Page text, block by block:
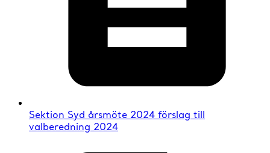
Sektion Syd årsmöte 2024 förslag till
valberedning 2024